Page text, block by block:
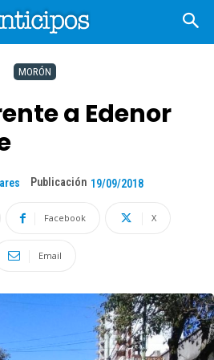
MORÓN
a Edenor
Publicación 19/09/2018
Facebook X
Email